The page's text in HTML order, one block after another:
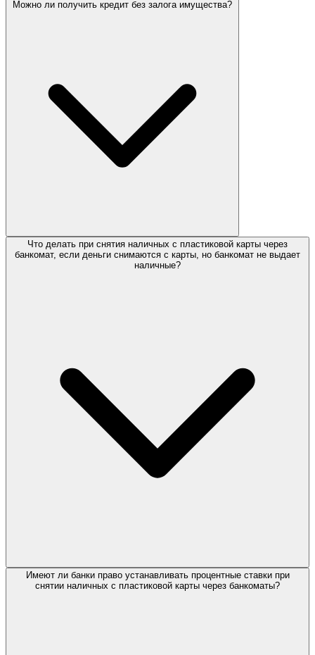
Можно ли получить кредит без залога имущества?
Что делать при снятия наличных с пластиковой карты через
банкомат, если деньги снимаются с карты, но банкомат не выдает
наличные?
Имеют ли банки право устанавливать процентные ставки при
снятии наличных с пластиковой карты через банкоматы?